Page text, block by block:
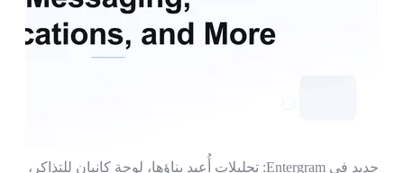
جديد في Entergram: تحليلات أُعيد بناؤها، لوحة كانبان للتذاكر،